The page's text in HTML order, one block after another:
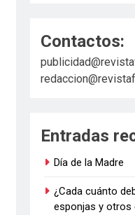
Contactos:
Entradas
Día de la Madre
¿Cada cuánto
esponjas y otros